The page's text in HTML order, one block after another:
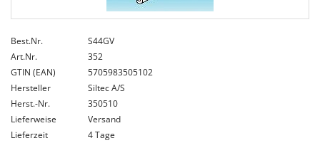
Best.Nr.
S44GV
Art.Nr.
352
GTIN (EAN)
5705983505102
Hersteller
Siltec A/S
Herst.-Nr.
350510
Lieferweise
Versand
Lieferzeit
4 Tage